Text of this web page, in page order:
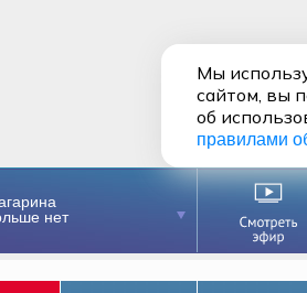
нет
Мы
сайтом, вы
об
правилами